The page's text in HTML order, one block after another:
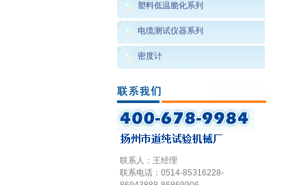
塑料低温脆化系列
电缆测试仪器系列
密度计
联系人：王经理
联系电话：0514-85316228-